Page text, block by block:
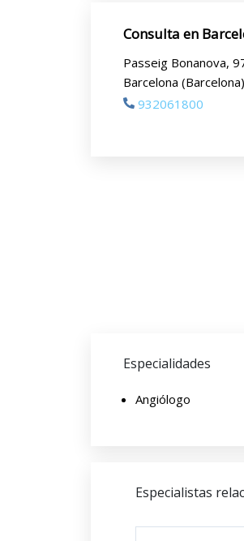
Consulta en
Passeig Bonanova,
Barcelona
932061800
Especialidades
Angiólogo
Especialistas